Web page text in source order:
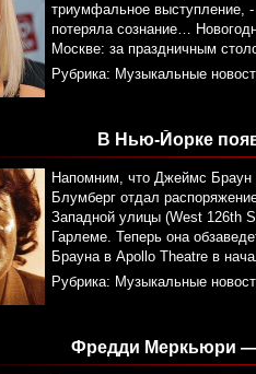
триумфальное выступление,
потеряла сознание…
Москве: за праздничным
Рубрика: Музыкальные
В Нью-Йорке
Напомним, что Джеймс Браун
Блумберг отдал
Западной улицы (West 126th
Гарлеме. Теперь она
Брауна в Apollo Theatre в
Рубрика: Музыкальные
Фредди Меркьюри —